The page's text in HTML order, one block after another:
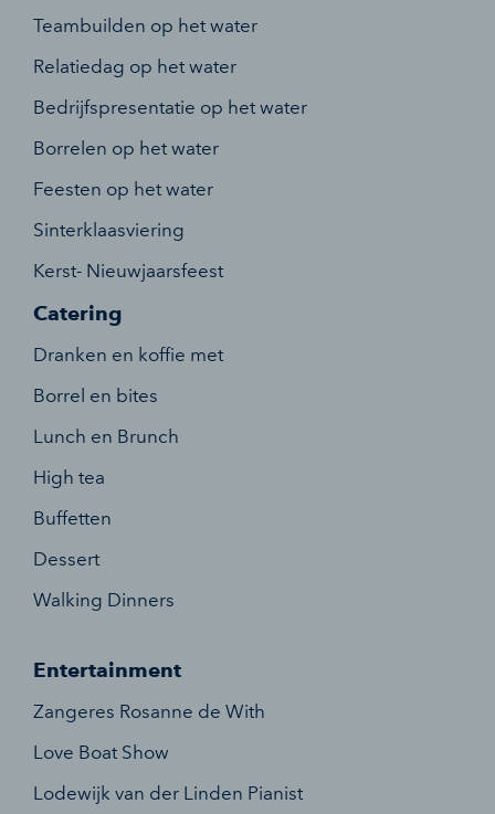
Teambuilden op het water
Relatiedag op het water
Bedrijfspresentatie op het water
Borrelen op het water
Feesten op het water
Sinterklaasviering
Kerst- Nieuwjaarsfeest
Catering
Dranken en koffie met
Borrel en bites
Lunch en Brunch
High tea
Buffetten
Dessert
Walking Dinners
Entertainment
Zangeres Rosanne de With
Love Boat Show
Lodewijk van der Linden Pianist